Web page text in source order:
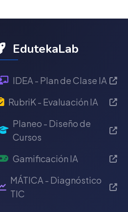
EdutekaLab
IDEA - Plan de Clase IA
RubriK - Evaluación IA
Planeo - Diseño de
Cursos
Gamificación IA
MÁTICA - Diagnóstico
TIC